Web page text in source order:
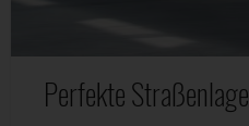
Perfekte Straßenlage